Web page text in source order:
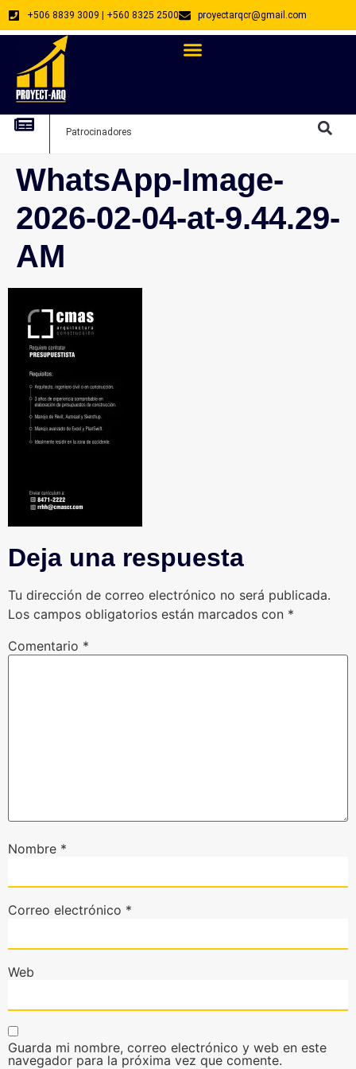
+506 8839 3009 | +560 8325 2500 proyectarqcr@gmail.com
Patrocinadores
WhatsApp-Image-
2026-02-04-at-9.44.29-
AM
Deja una respuesta
Tu dirección de correo electrónico no será publicada.
Los campos obligatorios están marcados con *
Comentario *
Nombre *
Correo electrónico *
Web
Guarda mi nombre, correo electrónico y web en este
navegador para la próxima vez que comente.